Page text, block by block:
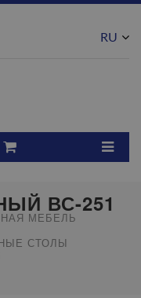
RU
ВС-251
МЕБЕЛЬ
СТОЛЫ